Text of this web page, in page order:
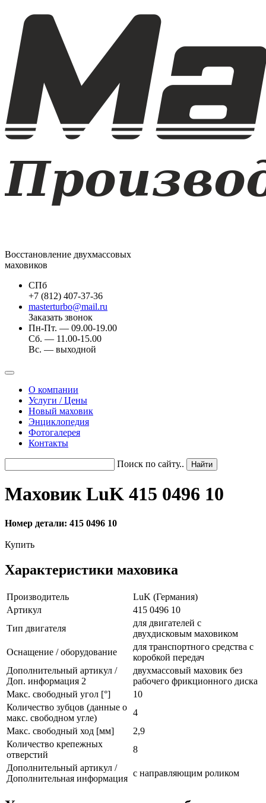
Восстановление двухмассовых
маховиков
СПб
+7 (812) 407-37-36
masterturbo@mail.ru
Заказать звонок
Пн-Пт. — 09.00-19.00
Сб. — 11.00-15.00
Вс. — выходной
О компании
Услуги / Цены
Новый маховик
Энциклопедия
Фотогалерея
Контакты
Поиск по сайту..
Маховик LuK 415 0496 10
Номер детали: 415 0496 10
Купить
Характеристики маховика
Производитель
LuK (Германия)
Артикул
415 0496 10
Тип двигателя
для двигателей с
двухдисковым маховиком
Оснащение / оборудование
для транспортного средства с
коробкой передач
Дополнительный артикул /
Доп. информация 2
двухмассовый маховик без
рабочего фрикционного диска
Макс. свободный угол [°]
10
Количество зубцов (данные о
макс. свободном угле)
4
Макс. свободный ход [мм]
2,9
Количество крепежных
отверстий
8
Дополнительный артикул /
Дополнительная информация
с направляющим роликом